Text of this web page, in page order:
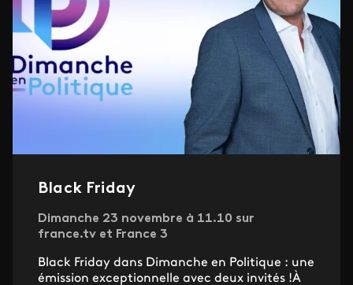
Black Friday
Dimanche 23 novembre à 11.10 sur
france.tv et France 3
Black Friday dans Dimanche en Politique : une
émission exceptionnelle avec deux invités !À